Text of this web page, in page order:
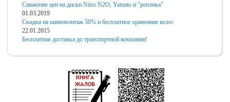
Снижение цен на диски Nitro N2O, Yamato и "реплика"
01.03.2019
Скидка на шиномонтаж 50% и бесплатное хранениие колес
22.01.2015
Бесплатная доставка до транспортной компании!